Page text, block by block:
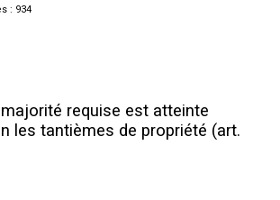
: 934
requise est atteinte
les tantièmes de propriété (art.